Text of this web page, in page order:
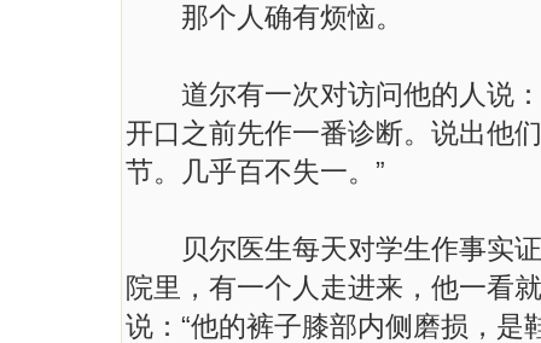
那个人确有烦恼。
道尔有一次对访问他的人说：
开口之前先作一番诊断。说出他
节。几乎百不失一。”
贝尔医生每天对学生作事实证
院里，有一个人走进来，他一看
说：“他的裤子膝部内侧磨损，